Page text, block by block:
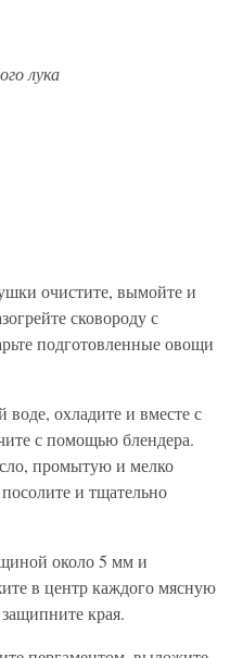
лука
очистите, вымойте и
сковороду с
подготовленные овощи
охладите и вместе с
с помощью блендера.
промытую и мелко
и тщательно
около 5 мм и
в центр каждого мясную
края.